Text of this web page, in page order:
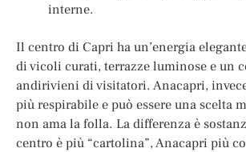
interne.
Il centro di Capri ha un’energia
di vicoli curati, terrazze luminose e un
andirivieni di visitatori. Anacapri,
più respirabile e può essere una scelta
non ama la folla. La differenza è
centro è più “cartolina”, Anacapri più